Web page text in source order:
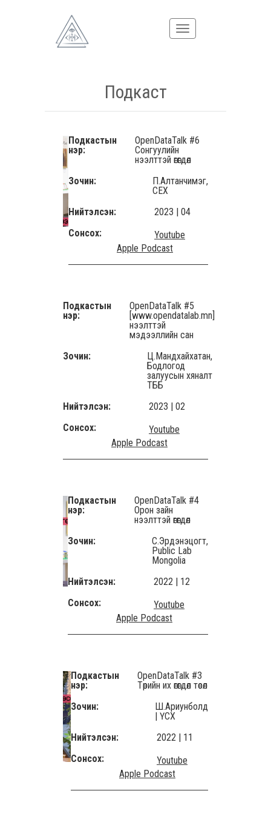
Подкаст
Подкастын
нэр:
OpenDataTalk #6
Сонгуулийн
нээлттэй өгөгдөл
Зочин:
П.Алтанчимэг,
СЕХ
Нийтэлсэн:
2023 | 04
Сонсох:
Youtube
Apple Podcast
Подкастын
нэр:
OpenDataTalk #5
[www.opendatalab.mn]
нээлттэй
мэдээллийн сан
Зочин:
Ц.Мандхайхатан,
Бодлогод
залуусын хяналт
ТББ
Нийтэлсэн:
2023 | 02
Сонсох:
Youtube
Apple Podcast
Подкастын
нэр:
OpenDataTalk #4
Орон зайн
нээлттэй өгөгдөл
Зочин:
С.Эрдэнэцогт,
Public Lab
Mongolia
Нийтэлсэн:
2022 | 12
Сонсох:
Youtube
Apple Podcast
Подкастын
нэр:
OpenDataTalk #3
Төрийн их өгөгдөл төсөл
Зочин:
Ш.Ариунболд
| ҮСХ
Нийтэлсэн:
2022 | 11
Сонсох:
Youtube
Apple Podcast